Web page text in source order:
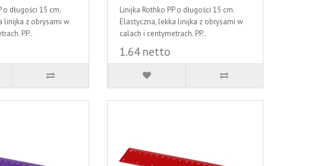
o długości 15 cm.
linijka z obrysami w
PP..
Linijka Rothko PP o długości 15 cm.
Elastyczna, lekka linijka z obrysami w
calach i centymetrach. PP..
1.64 netto